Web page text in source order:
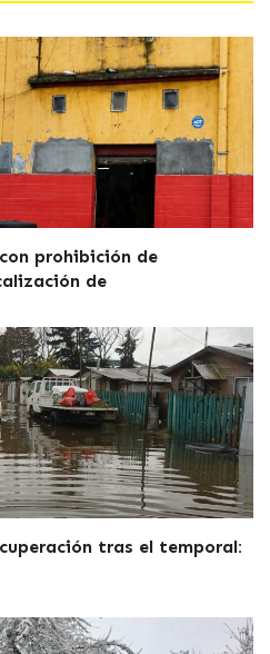
prohibición de
de
tras el temporal: